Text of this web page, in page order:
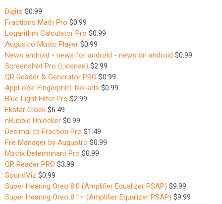
Digits $0.99
Fractions Math Pro $0.99
Logarithm Calculator Pro $0.99
Augustro Music Player $0.99
News android - news for android - news on android $0.99
Screenshot Pro (License) $2.99
QR Reader & Generator PRO $0.99
AppLock: Fingerprint, No-ads $0.99
Blue Light Filter Pro $2.99
Ekstar Clock $6.49
nBubble Unlocker $0.99
Decimal to Fraction Pro $1.49
File Manager by Augustro $0.99
Matrix Determinant Pro $0.99
QR Reader PRO $3.99
SoundViz $0.99
Super Hearing Oreo 8.0 (Amplifier Equalizer PSAP) $9.99
Super Hearing Oreo 8.1+ (Amplifier Equalizer PSAP) $9.99